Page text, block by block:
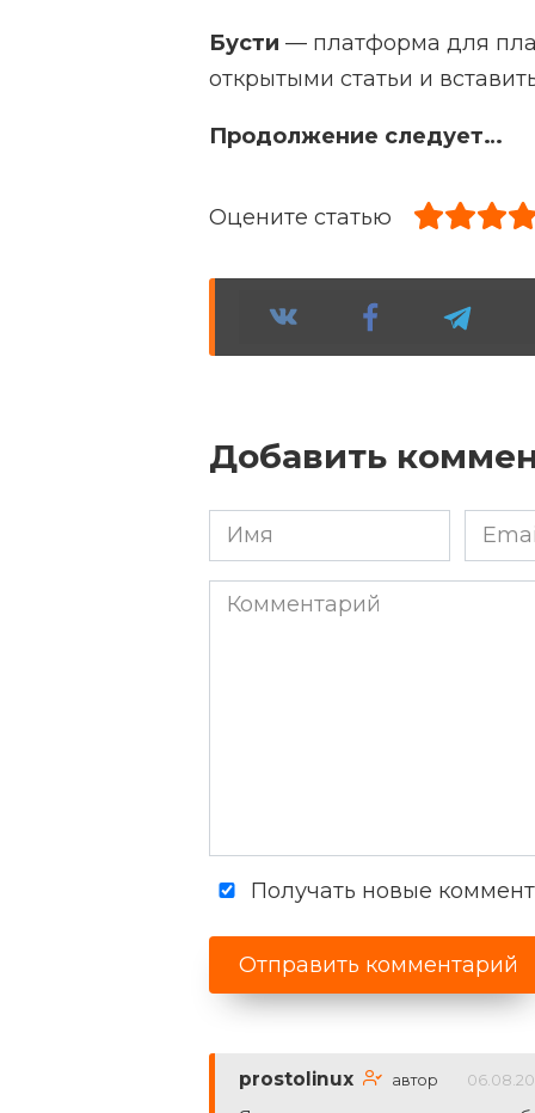
Бусти — платформа для
открытыми статьи и
Продолжение следует…
Оцените статью
Добавить
Имя
*
Email
*
Комментарий
Получать новые
prostolinux автор